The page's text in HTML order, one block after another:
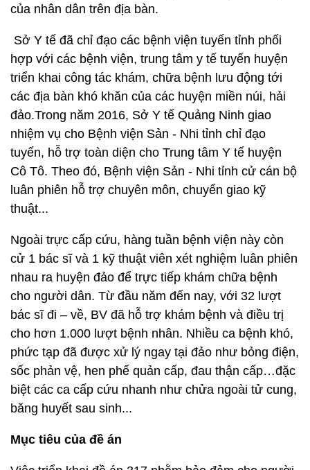
của nhân dân trên địa bàn.
Sở Y tế đã chỉ đạo các bệnh viện tuyến tỉnh phối
hợp với các bệnh viện, trung tâm y tế tuyến huyện
triển khai công tác khám, chữa bệnh lưu động tới
các địa bàn khó khăn của các huyện miền núi, hải
đảo.Trong năm 2016, Sở Y tế Quảng Ninh giao
nhiệm vụ cho Bệnh viện Sản - Nhi tỉnh chỉ đạo
tuyến, hỗ trợ toàn diện cho Trung tâm Y tế huyện
Cô Tô. Theo đó, Bệnh viện Sản - Nhi tỉnh cử cán bộ
luân phiên hỗ trợ chuyên môn, chuyển giao kỹ
thuật...
Ngoài trực cấp cứu, hàng tuần bệnh viện này còn
cử 1 bác sĩ và 1 kỹ thuật viên xét nghiệm luân phiên
nhau ra huyện đảo để trực tiếp khám chữa bệnh
cho người dân. Từ đầu năm đến nay, với 32 lượt
bác sĩ đi – về, BV đã hỗ trợ khám bệnh và điều trị
cho hơn 1.000 lượt bệnh nhân. Nhiều ca bệnh khó,
phức tạp đã được xử lý ngay tại đảo như bỏng điện,
sốc phản vệ, hen phế quản cấp, đau thận cấp…đặc
biệt các ca cấp cứu nhanh như chửa ngoài tử cung,
băng huyết sau sinh...
Mục tiêu của đề án